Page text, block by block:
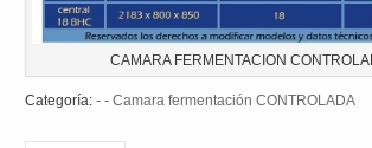
CAMARA FERMENTACION
Categoría:- - Camara fermentación CONTROLADA